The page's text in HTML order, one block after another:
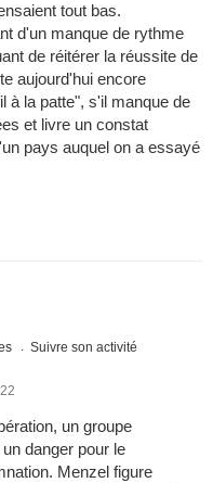
tout bas.
d'un manque de rythme
de réitérer la réussite de
aujourd'hui encore
à la patte", s'il manque de
et livre un constat
pays auquel on a essayé
Suivre son activité
un groupe
danger pour le
Menzel figure